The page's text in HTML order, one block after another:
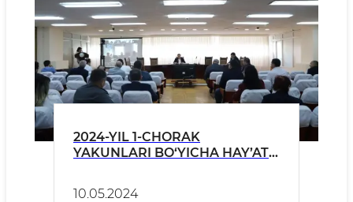
2024-YIL 1-CHORAK
YAKUNLARI BO‘YICHA HAY’AT
10.05.2024